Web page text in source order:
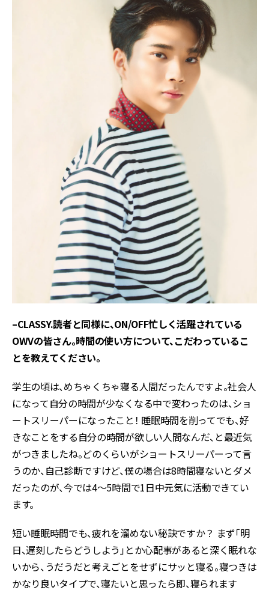
–CLASSY.読者と同様に、ON/OFF忙しく活躍されている
OWVの皆さん。時間の使い方について、こだわっているこ
とを教えてください。
学生の頃は、めちゃくちゃ寝る人間だったんですよ。社会人
になって自分の時間が少なくなる中で変わったのは、ショ
ートスリーパーになったこと！ 睡眠時間を削ってでも、好
きなことをする自分の時間が欲しい人間なんだ、と最近気
がつきましたね。どのくらいがショートスリーパーって言
うのか、自己診断ですけど、僕の場合は8時間寝ないとダメ
だったのが、今では4〜5時間で1日中元気に活動できてい
ます。
短い睡眠時間でも、疲れを溜めない秘訣ですか？ まず「明
日、遅刻したらどうしよう」とか心配事があると深く眠れな
いから、うだうだと考えごとをせずにサッと寝る。寝つきは
かなり良いタイプで、寝たいと思ったら即、寝られます